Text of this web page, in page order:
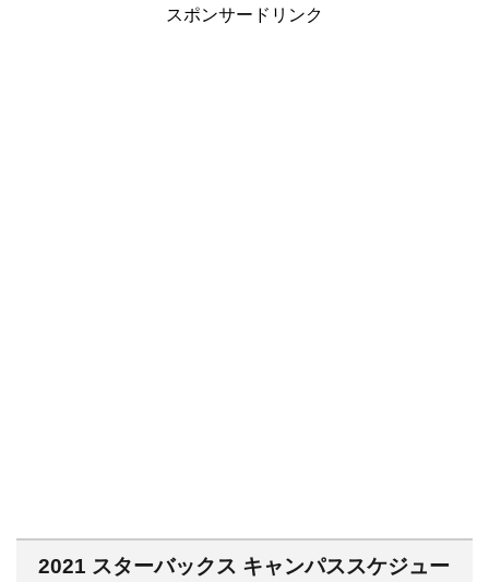
スポンサードリンク
2021 スターバックス キャンパススケジュー